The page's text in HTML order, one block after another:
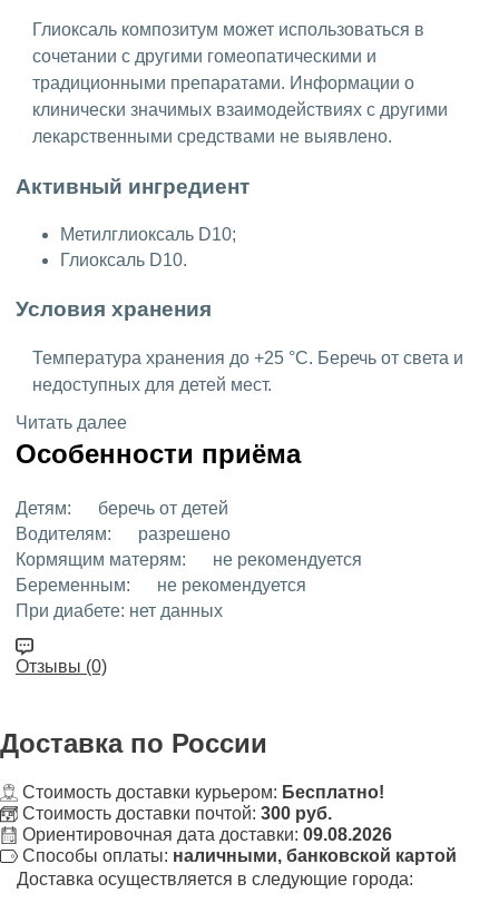
Глиоксаль композитум может использоваться в
сочетании с другими гомеопатическими и
традиционными препаратами. Информации о
клинически значимых взаимодействиях с другими
лекарственными средствами не выявлено.
Активный ингредиент
Метилглиоксаль D10;
Глиоксаль D10.
Условия хранения
Температура хранения до +25 °C. Беречь от света и
недоступных для детей мест.
Читать далее
Особенности приёма
Детям:
беречь от детей
Водителям:
разрешено
Кормящим матерям:
не рекомендуется
Беременным:
не рекомендуется
При диабете: нет данных
Отзывы (0)
Доставка по России
Стоимость доставки курьером: Бесплатно!
Стоимость доставки почтой: 300 руб.
Ориентировочная дата доставки: 09.08.2026
Способы оплаты: наличными, банковской картой
Доставка осуществляется в следующие города: